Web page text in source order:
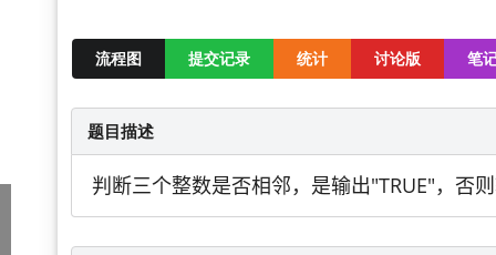
流程图 提交记录 统计 讨论版 笔
题目描述
判断三个整数是否相邻，是输出"TRUE"，否